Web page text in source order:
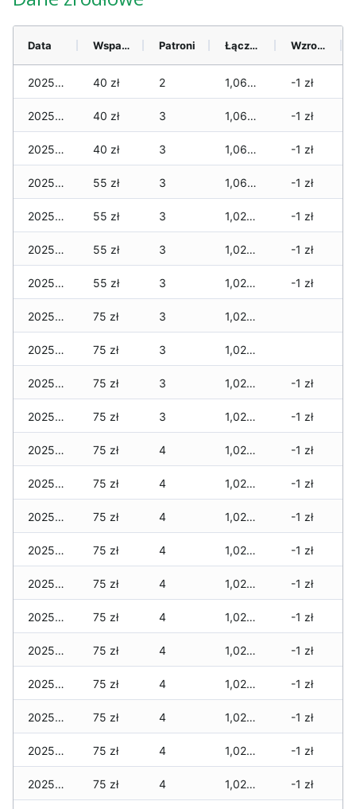
Data Wsparcie Patroni Łącznie Wzrost (28 dni)
2025-08-06 40 zł 2 1,060 zł -1 zł
2025-08-05 40 zł 3 1,060 zł -1 zł
2025-08-04 40 zł 3 1,060 zł -1 zł
2025-08-03 55 zł 3 1,060 zł -1 zł
2025-08-02 55 zł 3 1,020 zł -1 zł
2025-08-01 55 zł 3 1,020 zł -1 zł
2025-07-31 55 zł 3 1,020 zł -1 zł
2025-07-30 75 zł 3 1,020 zł
2025-07-29 75 zł 3 1,020 zł
2025-07-28 75 zł 3 1,020 zł -1 zł
2025-07-27 75 zł 3 1,020 zł -1 zł
2025-07-26 75 zł 4 1,020 zł -1 zł
2025-07-25 75 zł 4 1,020 zł -1 zł
2025-07-24 75 zł 4 1,020 zł -1 zł
2025-07-23 75 zł 4 1,020 zł -1 zł
2025-07-22 75 zł 4 1,020 zł -1 zł
2025-07-21 75 zł 4 1,020 zł -1 zł
2025-07-20 75 zł 4 1,020 zł -1 zł
2025-07-19 75 zł 4 1,020 zł -1 zł
2025-07-18 75 zł 4 1,020 zł -1 zł
2025-07-17 75 zł 4 1,020 zł -1 zł
2025-07-16 75 zł 4 1,020 zł -1 zł